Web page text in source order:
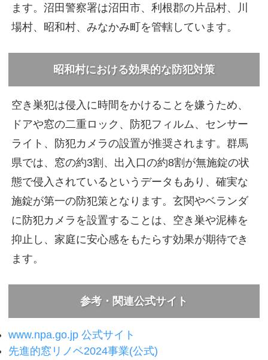
ます。沼田警察署は沼田市、利根郡の片品村、川
場村、昭和村、みなかみ町を管轄しています。
昭和村における効果的な防犯対策
空き巣犯は侵入に時間をかけることを嫌うため、
ドアや窓の二重ロック、防犯フィルム、センサー
ライト、防犯カメラの設置が推奨されます。群馬
県では、窓の約3割、出入口の約8割が無施錠の状
態で侵入されているというデータもあり、確実な
施錠が第一の防犯策となります。玄関やベランダ
に防犯カメラを設置することは、空き巣や泥棒を
抑止し、家庭に安心感をもたらす効果が期待でき
ます。
参考・関連公式サイト
www.npa.go.jp 公式サイト
先進的窓リノベ2024事業(公式)